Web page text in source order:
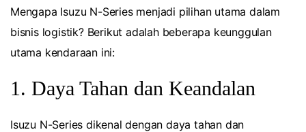
Mengapa Isuzu N-Series menjadi pilihan utama dalam
bisnis logistik? Berikut adalah beberapa keunggulan
utama kendaraan ini:
1. Daya Tahan dan Keandalan
Isuzu N-Series dikenal dengan daya tahan dan